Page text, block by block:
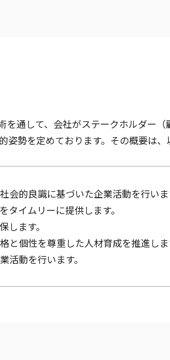
通して、会社がステークホルダー
勢を定めております。その概要は、
会的良識に基づいた企業活動を行い
イムリーに提供します。
ます。
と個性を尊重した人材育成を推進し
活動を行います。